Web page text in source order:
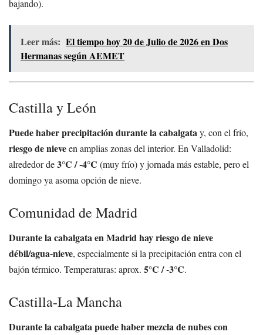
bajando).
Leer más: El tiempo hoy 20 de Julio de 2026 en Dos
Hermanas según AEMET
Castilla y León
Puede haber precipitación durante la cabalgatay, con el frío,
riesgo de nieveen amplias zonas del interior. En Valladolid:
alrededor de3°C / -4°C (muy frío) y jornada más estable, pero el
domingo ya asoma opción de nieve.
Comunidad de Madrid
Durante la cabalgata en Madrid hay riesgo de nieve
débil/agua-nieve, especialmente si la precipitación entra con el
bajón térmico. Temperaturas: aprox. 5°C / -3°C.
Castilla-La Mancha
Durante la cabalgata puede haber mezcla de nubes con